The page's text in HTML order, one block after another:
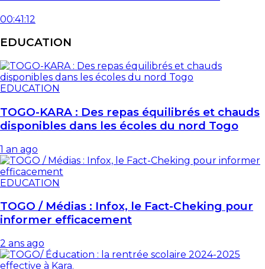
00:41:12
EDUCATION
EDUCATION
TOGO-KARA : Des repas équilibrés et chauds
disponibles dans les écoles du nord Togo
1 an ago
EDUCATION
TOGO / Médias : Infox, le Fact-Cheking pour
informer efficacement
2 ans ago